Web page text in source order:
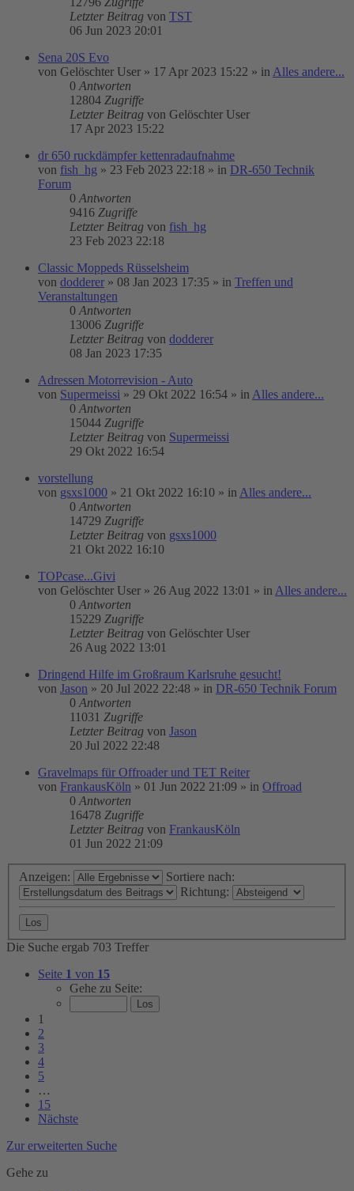
Letzter Beitrag von TST
06 Jun 2023 20:01
Sena 20S Evo
von Gelöschter User » 17 Apr 2023 15:22 » in Alles andere...
0 Antworten
12804 Zugriffe
Letzter Beitrag von Gelöschter User
17 Apr 2023 15:22
dr 650 ruckdämpfer kettenradaufnahme
von fish_hg » 23 Feb 2023 22:18 » in DR-650 Technik
Forum
0 Antworten
9416 Zugriffe
Letzter Beitrag von fish_hg
23 Feb 2023 22:18
Classic Moppeds Rüsselsheim
von dodderer » 08 Jan 2023 17:35 » in Treffen und
Veranstaltungen
0 Antworten
13006 Zugriffe
Letzter Beitrag von dodderer
08 Jan 2023 17:35
Adressen Motorrevision - Auto
von Supermeissi » 29 Okt 2022 16:54 » in Alles andere...
0 Antworten
15044 Zugriffe
Letzter Beitrag von Supermeissi
29 Okt 2022 16:54
vorstellung
von gsxs1000 » 21 Okt 2022 16:10 » in Alles andere...
0 Antworten
14729 Zugriffe
Letzter Beitrag von gsxs1000
21 Okt 2022 16:10
TOPcase...Givi
von Gelöschter User » 26 Aug 2022 13:01 » in Alles andere...
0 Antworten
15229 Zugriffe
Letzter Beitrag von Gelöschter User
26 Aug 2022 13:01
Dringend Hilfe im Großraum Karlsruhe gesucht!
von Jason » 20 Jul 2022 22:48 » in DR-650 Technik Forum
0 Antworten
11031 Zugriffe
Letzter Beitrag von Jason
20 Jul 2022 22:48
Gravelmaps für Offroader und TET Reiter
von FrankausKöln » 01 Jun 2022 21:09 » in Offroad
0 Antworten
16478 Zugriffe
Letzter Beitrag von FrankausKöln
01 Jun 2022 21:09
Anzeigen:
Sortiere nach:
Richtung:
Die Suche ergab 703 Treffer
Seite 1 von 15
Gehe zu Seite:
1
2
3
4
5
…
15
Nächste
Zur erweiterten Suche
Gehe zu